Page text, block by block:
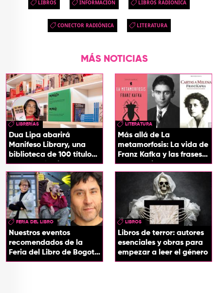
LIBROS INFORMACIÓN LIBROS RADIÓNICA
CONECTOR RADIÓNICA LITERATURA
MÁS NOTICIAS
LIBRERÍAS
Dua Lipa abarirá
Manifeso Library, una
biblioteca de 100 títulos
que desafían la censura
y el poder
LITERATURA
Más allá de La
metamorfosis: La vida de
Franz Kafka y las frases
que definieron su
universo literario
FERIA DEL LIBRO
Nuestros eventos
recomendados de la
Feria del Libro de Bogotá
2026
LIBROS
Libros de terror: autores
esenciales y obras para
empezar a leer el género